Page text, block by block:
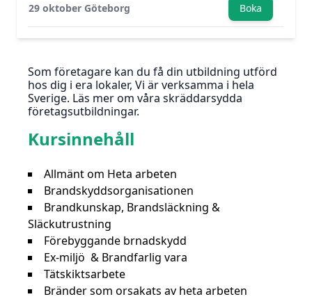
29 oktober Göteborg Boka
Som företagare kan du få din utbildning utförd
hos dig i era lokaler, Vi är verksamma i hela
Sverige. Läs mer om våra skräddarsydda
företagsutbildningar.
Kursinnehåll
Allmänt om Heta arbeten
Brandskyddsorganisationen
Brandkunskap, Brandsläckning &
Släckutrustning
Förebyggande brnadskydd
Ex-miljö & Brandfarlig vara
Tätskiktsarbete
Bränder som orsakats av heta arbeten